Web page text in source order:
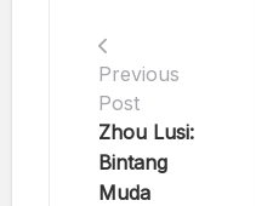
Previous
Post
Zhou Lusi:
Bintang
Muda